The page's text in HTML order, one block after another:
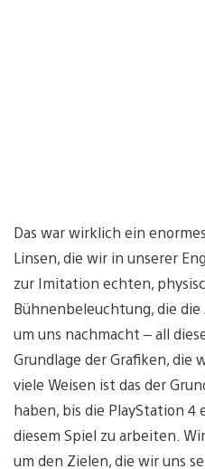
Das war wirklich ein
Linsen, die wir in unserer
zur Imitation echten,
Bühnenbeleuchtung, die die
um uns nachmacht – all
Grundlage der Grafiken,
viele Weisen ist das der
haben, bis die PlayStation 4
diesem Spiel zu arbeiten.
um den Zielen, die wir uns